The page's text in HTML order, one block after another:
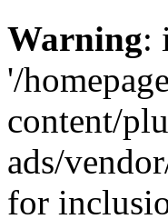
Warning:
'/
content/
ads/
for